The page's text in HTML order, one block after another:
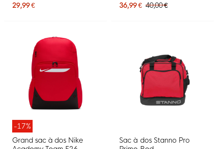
29,99 € 36,99 € 40,00 €
-17%
Grand sac à dos Nike
Sac à dos Stanno Pro